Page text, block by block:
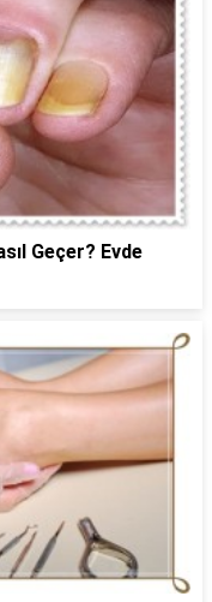
Geçer? Evde